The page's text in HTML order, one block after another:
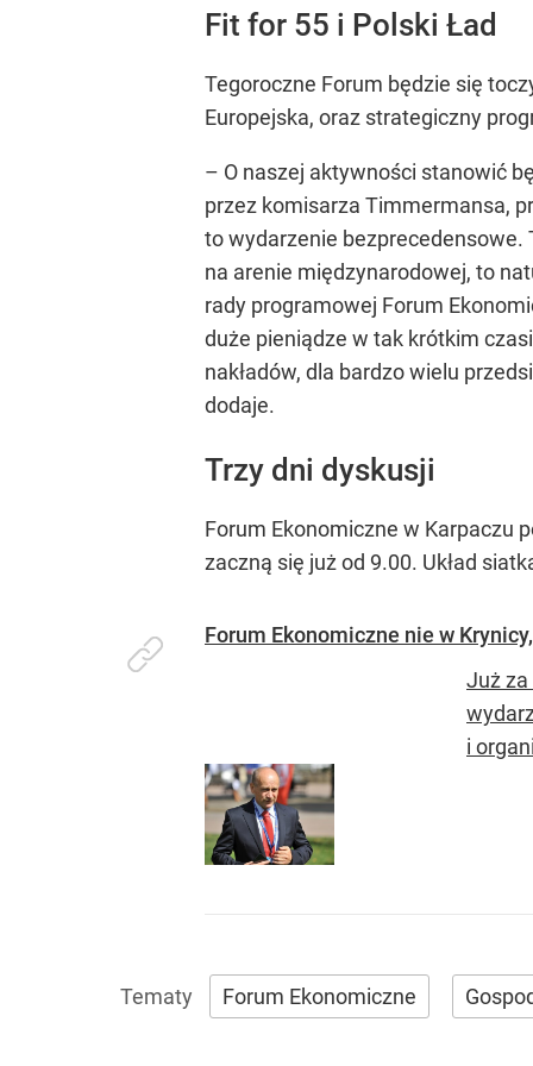
Fit for 55 i Polski Ład
Tegoroczne Forum będzie się
Europejska, oraz strategiczny
– O naszej aktywności stanowić
przez komisarza Timmermansa,
to wydarzenie bezprecedensowe.
na arenie międzynarodowej, to
rady programowej Forum
duże pieniądze w tak krótkim
nakładów, dla bardzo wielu
dodaje.
Trzy dni dyskusji
Forum Ekonomiczne w Karpaczu
zaczną się już od 9.00. Układ
Forum Ekonomiczne nie w
Już za
i
Forum Ekonomiczne